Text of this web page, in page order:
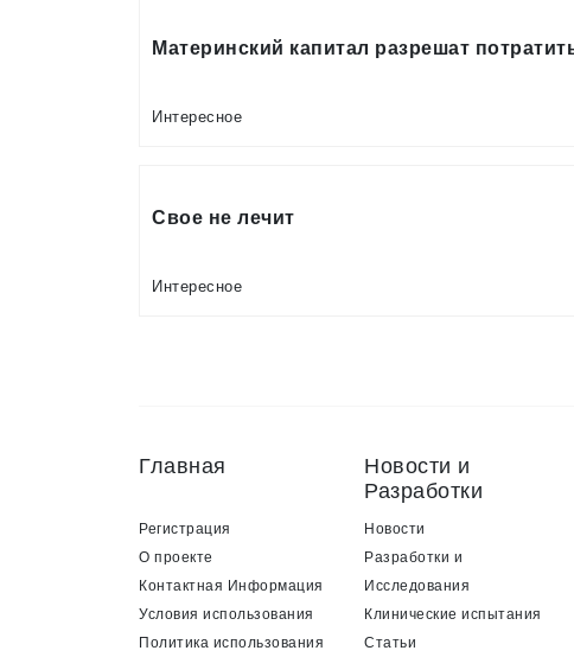
Материнский капитал разрешат
Интересное
Свое не лечит
Интересное
Главная
Регистрация
О проекте
Контактная Информация
Условия использования
Политика использования
Новости и
Разработки
Новости
Разработки и
Исследования
Клинические испытания
Статьи